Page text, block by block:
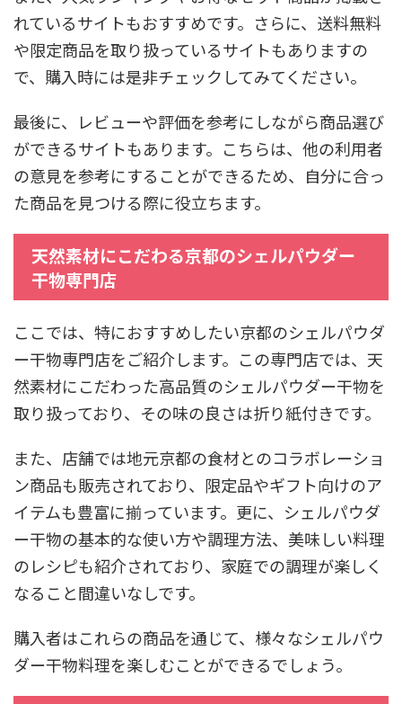
れているサイトもおすすめです。さらに、送料無料
や限定商品を取り扱っているサイトもありますの
で、購入時には是非チェックしてみてください。
最後に、レビューや評価を参考にしながら商品選び
ができるサイトもあります。こちらは、他の利用者
の意見を参考にすることができるため、自分に合っ
た商品を見つける際に役立ちます。
天然素材にこだわる京都のシェルパウダー
干物専門店
ここでは、特におすすめしたい京都のシェルパウダ
ー干物専門店をご紹介します。この専門店では、天
然素材にこだわった高品質のシェルパウダー干物を
取り扱っており、その味の良さは折り紙付きです。
また、店舗では地元京都の食材とのコラボレーショ
ン商品も販売されており、限定品やギフト向けのア
イテムも豊富に揃っています。更に、シェルパウダ
ー干物の基本的な使い方や調理方法、美味しい料理
のレシピも紹介されており、家庭での調理が楽しく
なること間違いなしです。
購入者はこれらの商品を通じて、様々なシェルパウ
ダー干物料理を楽しむことができるでしょう。